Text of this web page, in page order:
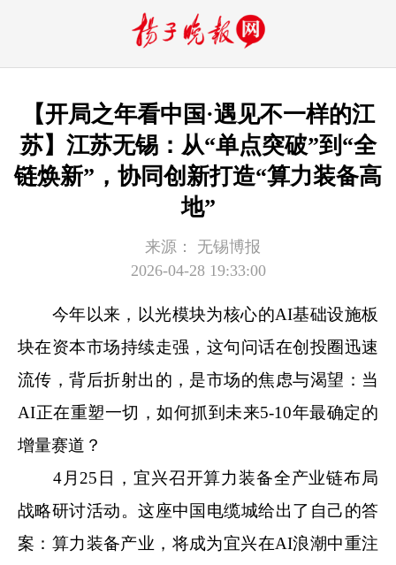
【开局之年看中国·遇见不一样的江
苏】江苏无锡：从“单点突破”到“全
链焕新”，协同创新打造“算力装备高
地”
来源：
无锡博报
2026-04-28 19:33:00
今年以来，以光模块为核心的AI基础设施板
块在资本市场持续走强，这句问话在创投圈迅速
流传，背后折射出的，是市场的焦虑与渴望：当
AI正在重塑一切，如何抓到未来5-10年最确定的
增量赛道？
4月25日，宜兴召开算力装备全产业链布局
战略研讨活动。这座中国电缆城给出了自己的答
案：算力装备产业，将成为宜兴在AI浪潮中重注